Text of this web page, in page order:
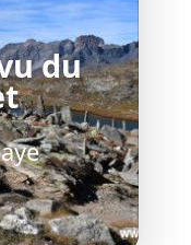
du